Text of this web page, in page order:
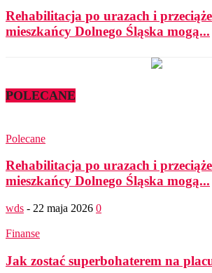
Rehabilitacja po urazach i
mieszkańcy Dolnego Śląska mogą...
POLECANE
Polecane
Rehabilitacja po urazach i
mieszkańcy Dolnego Śląska mogą...
wds - 22 maja 2026 0
Finanse
Jak zostać superbohaterem na